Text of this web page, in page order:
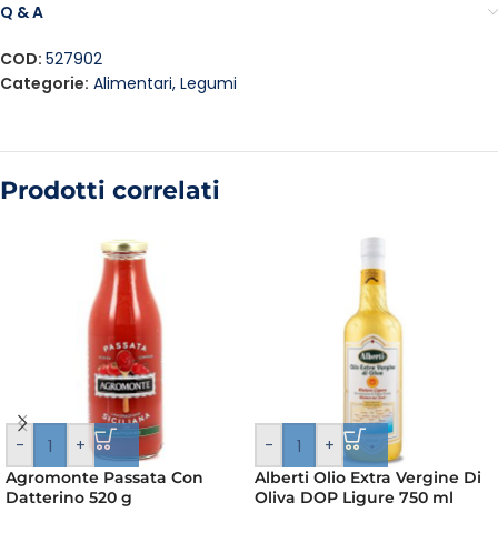
Q & A
COD: 527902
Categorie: Alimentari, Legumi
Prodotti correlati
- +
Agromonte Passata Con
Datterino 520 g
- +
Alberti Olio Extra Vergine Di
Oliva DOP Ligure 750 ml